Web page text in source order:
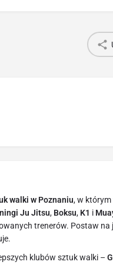
walki w Poznaniu, w
Ju Jitsu, Boksu, K1 i
trenerów. Postaw na
klubów sztuk walki –